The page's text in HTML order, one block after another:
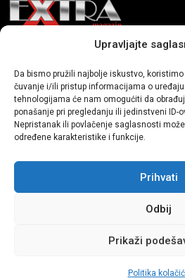
Upravljajte
Da bismo pružili najbolje iskustvo,
čuvanje i/ili pristup informacijama o
tehnologijama će nam omogućiti da
ponašanje pri pregledanju ili jedinstveni ID-
Nepristanak ili povlačenje saglasnosti
određene karakteristike i funkcije.
Prihvati
Odbij
Prikaži
Politika
Mi smo moderni portal zabavnog
priče iz života, svijeta showbiza,
Sva prava zadržana |